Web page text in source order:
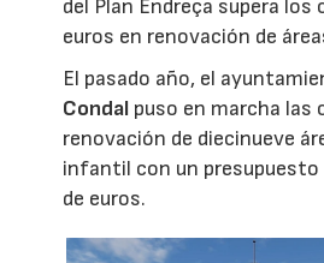
del Plan Endreça supera los
euros en renovación de
El pasado año, el
Condal puso en marcha las
renovación de diecinueve
infantil con un presupuesto
de euros.